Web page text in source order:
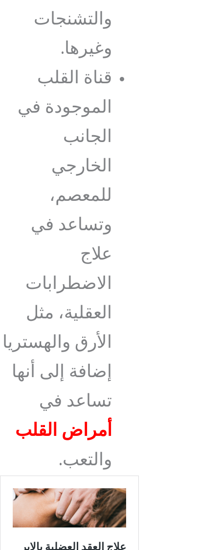
والتشنجات
وغيرها.
قناة القلب
الموجودة في
الجانب
الخارجي
للمعصم،
وتساعد في
علاج
الاضطرابات
العقلية، مثل
الأرق والهستريا
إضافة إلى أنها
تساعد في
أمراض القلب
والتعب.